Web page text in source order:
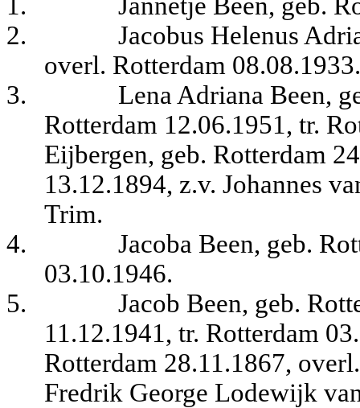
2.
Jacobus Helenus
overl. Rotterdam
3.
Lena Adriana Been,
Rotterdam 12.06.1951, tr.
Eijbergen, geb. Rotterdam
13.12.1894, z.v. Johannes
Trim.
4.
Jacoba Been, geb.
03.10.1946.
5.
Jacob Been, geb.
11.12.1941, tr. Rotterdam
Rotterdam 28.11.1867,
Fredrik George Lodewijk